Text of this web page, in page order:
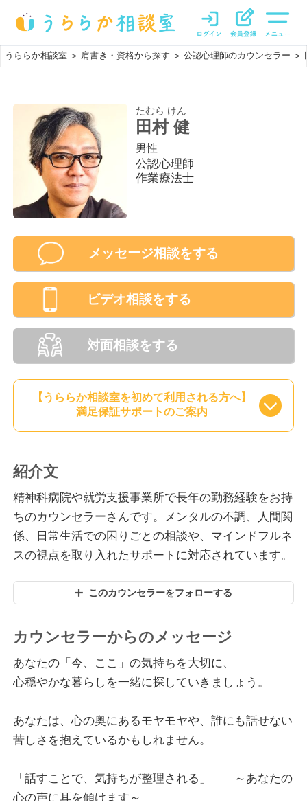
うららか相談室 > 肩書き・資格から探す > 公認心理師のカウンセラー >
たむら けん
田村 健
男性
公認心理師
作業療法士
メッセージ相談をする
ビデオ相談をする
対面相談をする
【うららか相談室を初めて利用される方へ】
満足保証サポートのご案内
紹介文
精神科病院や就労支援事業所で長年の勤務経験をお持
ちのカウンセラーさんです。メンタルの不調、人間関
係、日常生活での困りごとの相談や、マインドフルネ
スの視点を取り入れたサポートに対応されています。
このカウンセラーをフォローする
カウンセラーからのメッセージ
あなたの「今、ここ」の気持ちを大切に、
心穏やかな暮らしを一緒に探していきましょう。
あなたは、心の奥にあるモヤモヤや、誰にも話せない
苦しさを抱えているかもしれません。
「話すことで、気持ちが整理される」 ～あなたの
心の声に耳を傾けます～